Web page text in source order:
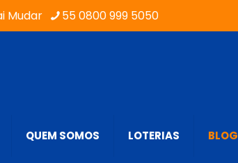
Mudar 55 0800 999 5050
QUEM SOMOS LOTERIAS BLOG